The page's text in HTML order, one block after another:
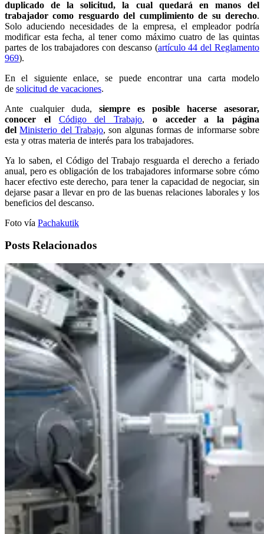
duplicado de la solicitud, la cual quedará en manos del
trabajador como resguardo del cumplimiento de su derecho.
Solo aduciendo necesidades de la empresa, el empleador podría
modificar esta fecha, al tener como máximo cuatro de las quintas
partes de los trabajadores con descanso (artículo 44 del Reglamento
969).
En el siguiente enlace, se puede encontrar una carta modelo
de solicitud de vacaciones.
Ante cualquier duda, siempre es posible hacerse asesorar,
conocer el
Código del Trabajo, o acceder a la página
delMinisterio del Trabajo, son algunas formas de informarse sobre
esta y otras materia de interés para los trabajadores.
Ya lo saben, el Código del Trabajo resguarda el derecho a feriado
anual, pero es obligación de los trabajadores informarse sobre cómo
hacer efectivo este derecho, para tener la capacidad de negociar, sin
dejarse pasar a llevar en pro de las buenas relaciones laborales y los
beneficios del descanso.
Foto vía Pachakutik
Posts Relacionados